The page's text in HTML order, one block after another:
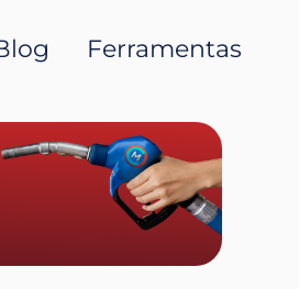
Ferramentas